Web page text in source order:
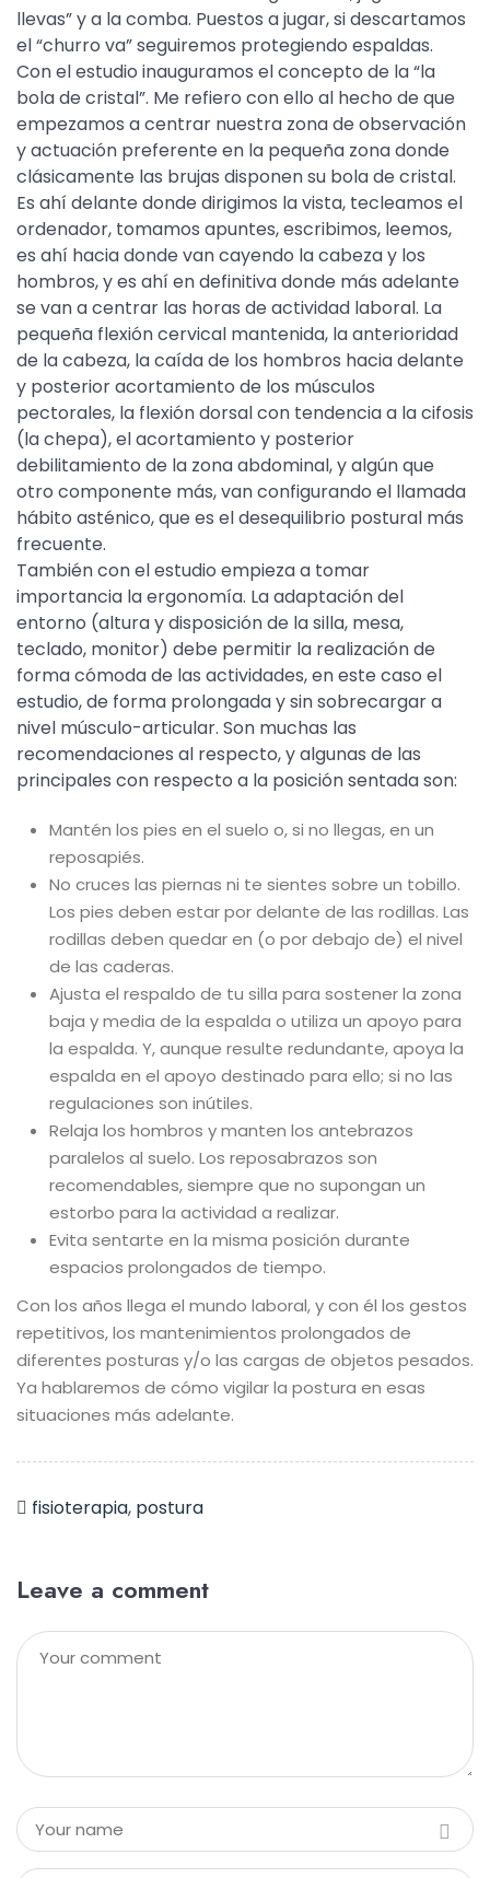
llevas” y a la comba. Puestos a jugar, si descartamos
el “churro va” seguiremos protegiendo espaldas.
Con el estudio inauguramos el concepto de la “la
bola de cristal”. Me refiero con ello al hecho de que
empezamos a centrar nuestra zona de observación
y actuación preferente en la pequeña zona donde
clásicamente las brujas disponen su bola de cristal.
Es ahí delante donde dirigimos la vista, tecleamos el
ordenador, tomamos apuntes, escribimos, leemos,
es ahí hacia donde van cayendo la cabeza y los
hombros, y es ahí en definitiva donde más adelante
se van a centrar las horas de actividad laboral. La
pequeña flexión cervical mantenida, la anterioridad
de la cabeza, la caída de los hombros hacia delante
y posterior acortamiento de los músculos
pectorales, la flexión dorsal con tendencia a la cifosis
(la chepa), el acortamiento y posterior
debilitamiento de la zona abdominal, y algún que
otro componente más, van configurando el llamada
hábito asténico, que es el desequilibrio postural más
frecuente.
También con el estudio empieza a tomar
importancia la ergonomía. La adaptación del
entorno (altura y disposición de la silla, mesa,
teclado, monitor) debe permitir la realización de
forma cómoda de las actividades, en este caso el
estudio, de forma prolongada y sin sobrecargar a
nivel músculo-articular. Son muchas las
recomendaciones al respecto, y algunas de las
principales con respecto a la posición sentada son:
Mantén los pies en el suelo o, si no llegas, en un
reposapiés.
No cruces las piernas ni te sientes sobre un tobillo.
Los pies deben estar por delante de las rodillas. Las
rodillas deben quedar en (o por debajo de) el nivel
de las caderas.
Ajusta el respaldo de tu silla para sostener la zona
baja y media de la espalda o utiliza un apoyo para
la espalda. Y, aunque resulte redundante, apoya la
espalda en el apoyo destinado para ello; si no las
regulaciones son inútiles.
Relaja los hombros y manten los antebrazos
paralelos al suelo. Los reposabrazos son
recomendables, siempre que no supongan un
estorbo para la actividad a realizar.
Evita sentarte en la misma posición durante
espacios prolongados de tiempo.
Con los años llega el mundo laboral, y con él los gestos
repetitivos, los mantenimientos prolongados de
diferentes posturas y/o las cargas de objetos pesados.
Ya hablaremos de cómo vigilar la postura en esas
situaciones más adelante.
fisioterapia, postura
Leave a comment